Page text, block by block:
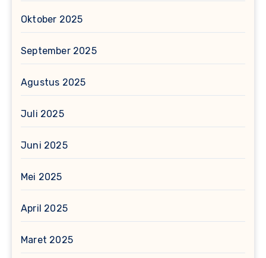
Oktober 2025
September 2025
Agustus 2025
Juli 2025
Juni 2025
Mei 2025
April 2025
Maret 2025